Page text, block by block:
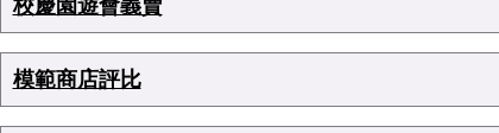
校慶園遊會義賣
模範商店評比